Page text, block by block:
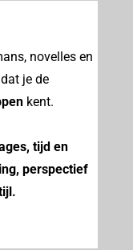
novelles en
je de
kent.
tijd en
perspectief